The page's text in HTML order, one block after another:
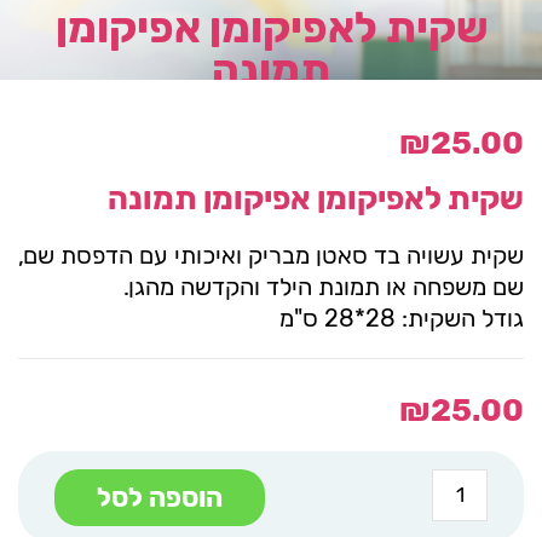
שקית לאפיקומן אפיקומן
תמונה
₪25.00
שקית לאפיקומן אפיקומן תמונה
שקית עשויה בד סאטן מבריק ואיכותי עם הדפסת שם,
שם משפחה או תמונת הילד והקדשה מהגן.
גודל השקית: 28*28 ס"מ
₪25.00
כמות
של
שקית
הוספה לסל